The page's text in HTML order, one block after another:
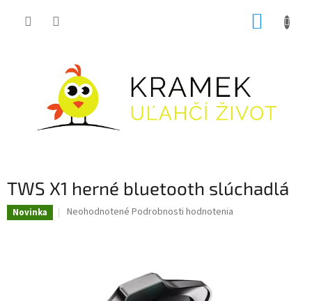
TWS X1 herné bluetooth slúchadlá
Novinka
Priemerné
Neohodnotené Podrobnosti hodnotenia